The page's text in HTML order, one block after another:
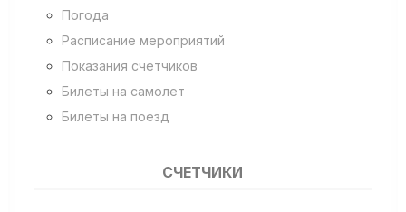
Погода
Расписание мероприятий
Показания счетчиков
Билеты на самолет
Билеты на поезд
СЧЕТЧИКИ